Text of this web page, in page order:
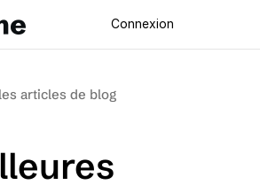
Connexion
articles de blog